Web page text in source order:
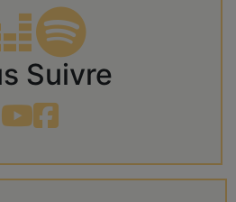
Suivre